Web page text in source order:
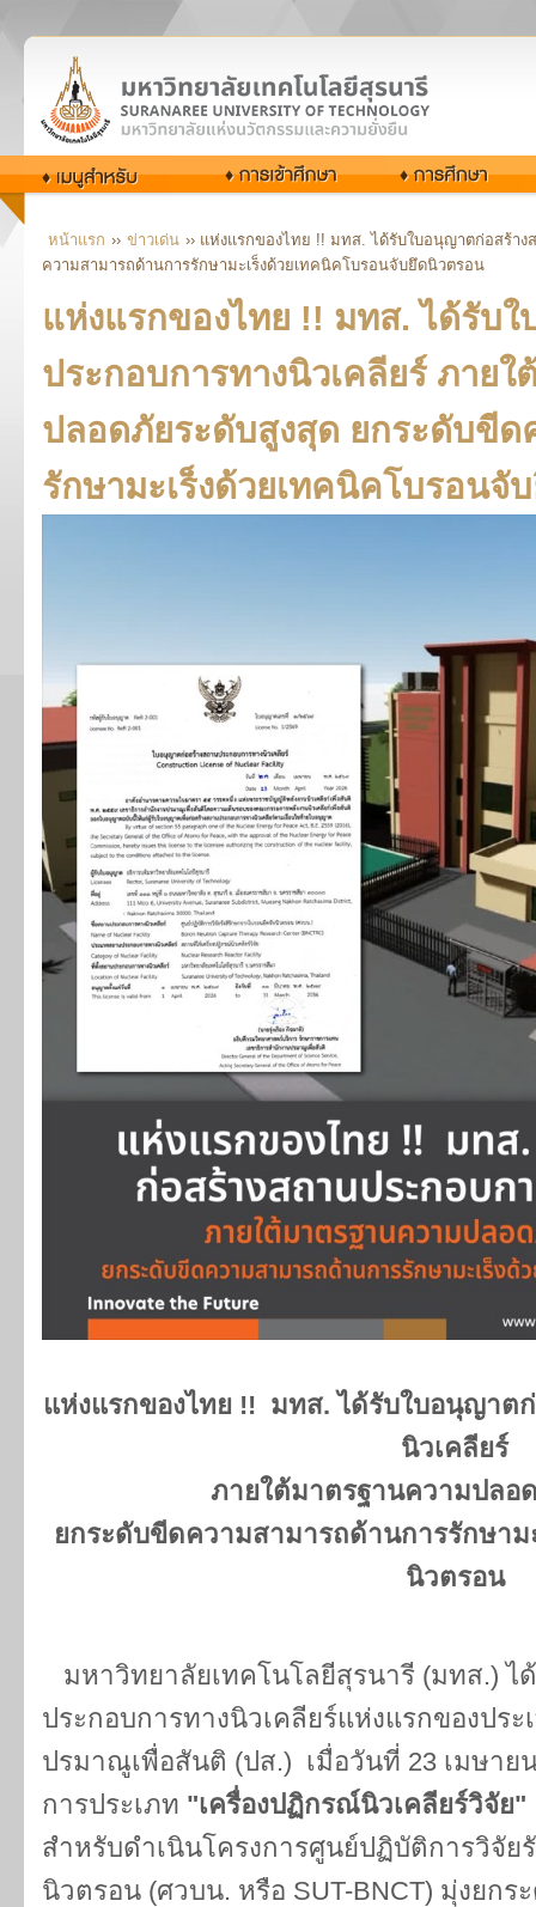
หน้าแรก ›› ข่าวเด่น ›› แห่งแรกของไทย !! มทส. ได้รับใบอนุญาตก่อสร้า
ความสามารถด้านการรักษามะเร็งด้วยเทคนิคโบรอนจับยึดนิวตรอน
แห่งแรกของไทย !! มทส. ได้รับ
ประกอบการทางนิวเคลียร์ ภาย
ปลอดภัยระดับสูงสุด ยกระดับขีด
รักษามะเร็งด้วยเทคนิคโบรอนจั
แห่งแรกของไทย !! มทส. ได้รับใบอนุญาต
นิวเคลียร์
ภายใต้มาตรฐานความปลอ
ยกระดับขีดความสามารถด้านการรักษาม
นิวตรอน
มหาวิทยาลัยเทคโนโลยีสุรนารี (มทส.) ไ
ประกอบการทางนิวเคลียร์แห่งแรกของปร
ปรมาณูเพื่อสันติ (ปส.) เมื่อวันที่ 23 เมษาย
การประเภท "เครื่องปฏิกรณ์นิวเคลียร์วิจัย"
สำหรับดำเนินโครงการศูนย์ปฏิบัติการวิจัย
นิวตรอน (ศวบน. หรือ SUT-BNCT) มุ่งยก